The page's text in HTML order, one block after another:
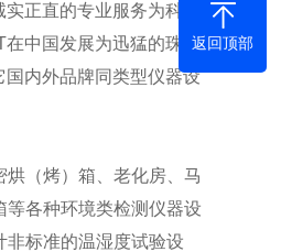
返回顶部
正直的专业服务为科研
中国发展为迅猛的珠三
内外品牌同类型仪器设
（烤）箱、老化房、马
各种环境类检测仪器设
标准的温湿度试验设